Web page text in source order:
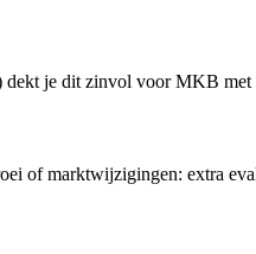
je dit zinvol voor MKB met
of marktwijzigingen: extra